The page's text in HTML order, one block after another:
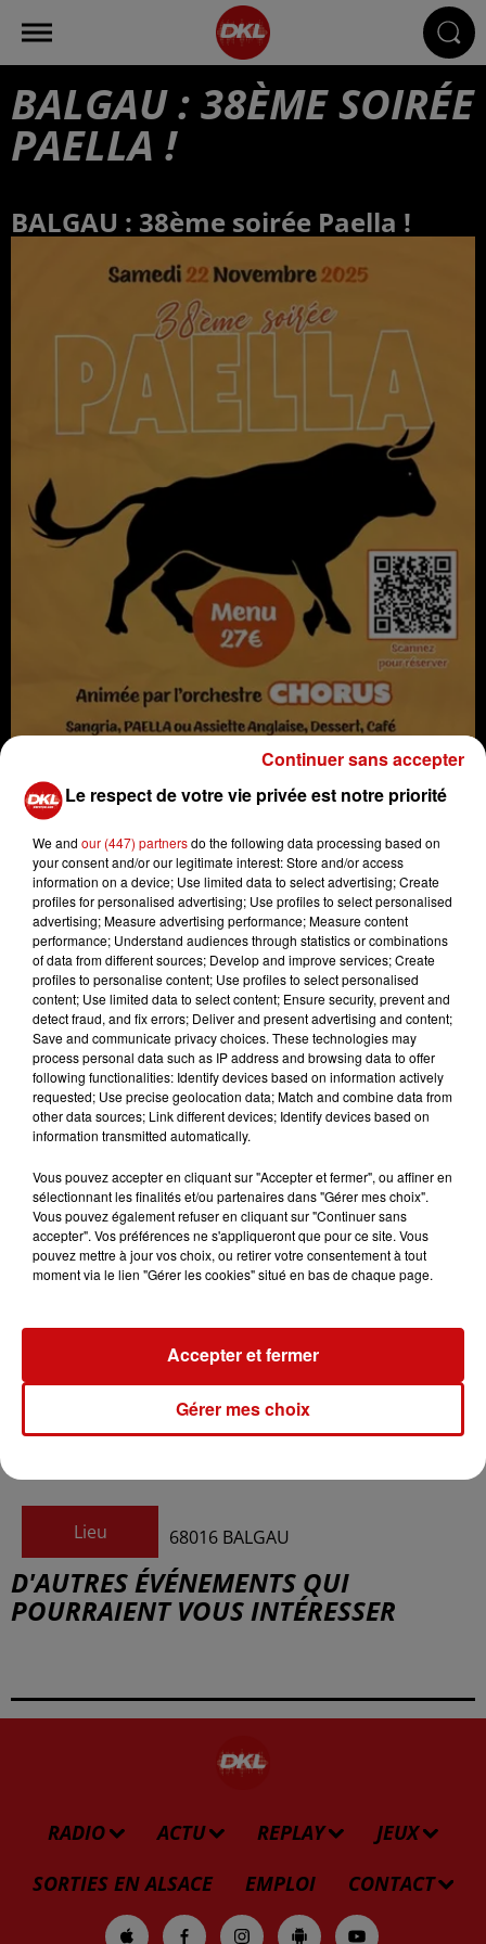
BALGAU : 38ÈME SOIRÉE
PAELLA !
BALGAU : 38ème soirée Paella !
L'amicale des sapeurs pompiers de BALGAU organise sa
38e soirée Paella le 22/11/2025 à partir de 19h30.
Menu à 28€.
Soirée animée par l'orchestre CHORUS.
Lieu : salle des fêtes de Rustenhart.
Ajouter à votre calendrier
du23 octobre 2025 à 19h30
au22 novembre 2025 à 16h30
Payant
28 €
Lieu 68016 BALGAU
D'AUTRES ÉVÉNEMENTS QUI
POURRAIENT VOUS INTÉRESSER
RADIO ACTU REPLAY
JEUX
SORTIES EN ALSACE
EMPLOI CONTACT
Le respect de votre vie privée est notre priorité
We and our (447) partnersdo the following data processing based on
your consent and/or our legitimate interest: Store and/or access
information on a device; Use limited data to select advertising; Create
profiles for personalised advertising; Use profiles to select personalised
advertising; Measure advertising performance; Measure content
performance; Understand audiences through statistics or combinations
of data from different sources; Develop and improve services; Create
profiles to personalise content; Use profiles to select personalised
content; Use limited data to select content; Ensure security, prevent and
detect fraud, and fix errors; Deliver and present advertising and content;
Save and communicate privacy choices. These technologies may
process personal data such as IP address and browsing data to offer
following functionalities: Identify devices based on information actively
requested; Use precise geolocation data; Match and combine data from
other data sources; Link different devices; Identify devices based on
information transmitted automatically.
Vous pouvez accepter en cliquant sur "Accepter et fermer", ou affiner en
sélectionnant les finalités et/ou partenaires dans "Gérer mes choix".
Vous pouvez également refuser en cliquant sur "Continuer sans
accepter". Vos préférences ne s'appliqueront que pour ce site. Vous
pouvez mettre à jour vos choix, ou retirer votre consentement à tout
moment via le lien "Gérer les cookies" situé en bas de chaque page.
Gérer mes choix
Accepter et fermer
Continuer sans accepter